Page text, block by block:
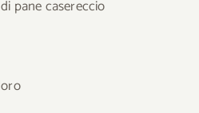
pane casereccio